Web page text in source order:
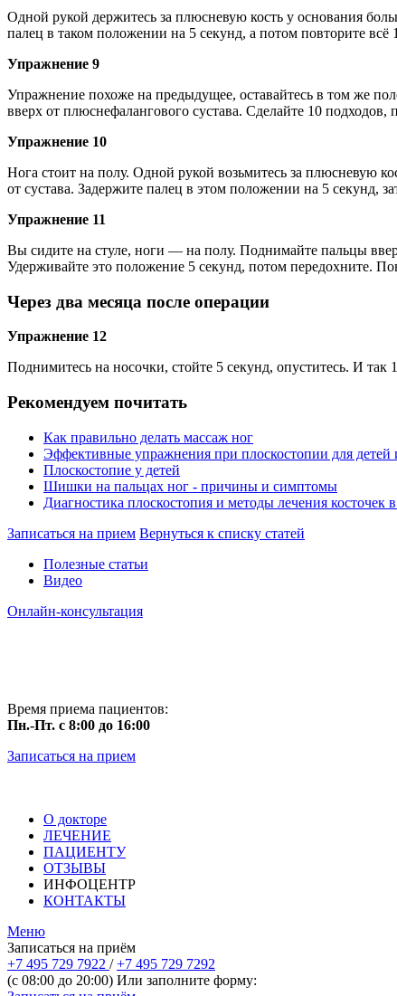
Одной рукой держитесь за плюсневую кость у основания
палец в таком положении на 5 секунд, а потом повторите всё
Упражнение 9
Упражнение похоже на предыдущее, оставайтесь в том же
вверх от плюснефалангового сустава. Сделайте 10 подходов,
Упражнение 10
Нога стоит на полу. Одной рукой возьмитесь за плюсневую
от сустава. Задержите палец в этом положении на 5 секунд,
Упражнение 11
Вы сидите на стуле, ноги — на полу. Поднимайте пальцы
Удерживайте это положение 5 секунд, потом передохните.
Через два месяца после операции
Упражнение 12
Поднимитесь на носочки, стойте 5 секунд, опуститесь. И так
Рекомендуем почитать
Как правильно делать массаж ног
Эффективные упражнения при плоскостопии для детей
Плоскостопие у детей
Шишки на пальцах ног - причины и симптомы
Диагностика плоскостопия и методы лечения
Записаться на прием Вернуться к списку статей
Полезные статьи
Видео
Онлайн-консультация
Время приема пациентов:
Пн.-Пт. с 8:00 до 16:00
Записаться на прием
О докторе
ЛЕЧЕНИЕ
ПАЦИЕНТУ
ОТЗЫВЫ
ИНФОЦЕНТР
КОНТАКТЫ
Меню
Записаться на приём
+7 495 729 7922 /+7 495 729 7292
(с 08:00 до 20:00) Или заполните форму: